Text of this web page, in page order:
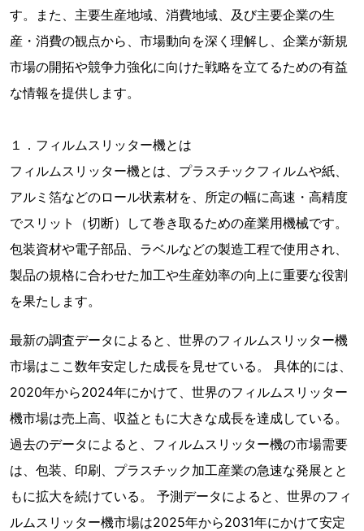
す。また、主要生産地域、消費地域、及び主要企業の生
産・消費の観点から、市場動向を深く理解し、企業が新規
市場の開拓や競争力強化に向けた戦略を立てるための有益
な情報を提供します。
１．フィルムスリッター機とは
フィルムスリッター機とは、プラスチックフィルムや紙、
アルミ箔などのロール状素材を、所定の幅に高速・高精度
でスリット（切断）して巻き取るための産業用機械です。
包装資材や電子部品、ラベルなどの製造工程で使用され、
製品の規格に合わせた加工や生産効率の向上に重要な役割
を果たします。
最新の調査データによると、世界のフィルムスリッター機
市場はここ数年安定した成長を見せている。 具体的には、
2020年から2024年にかけて、世界のフィルムスリッター
機市場は売上高、収益ともに大きな成長を達成している。
過去のデータによると、フィルムスリッター機の市場需要
は、包装、印刷、プラスチック加工産業の急速な発展とと
もに拡大を続けている。 予測データによると、世界のフィ
ルムスリッター機市場は2025年から2031年にかけて安定